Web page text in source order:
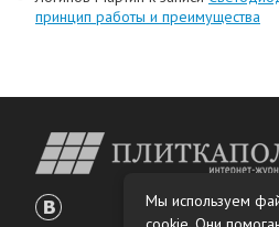
принцип работы и преимущества
Мы используем